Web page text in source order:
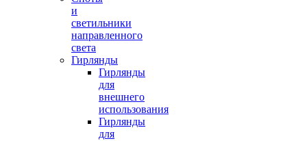
и
светильники
направленного
света
Гирлянды
Гирлянды
для
внешнего
использования
Гирлянды
для